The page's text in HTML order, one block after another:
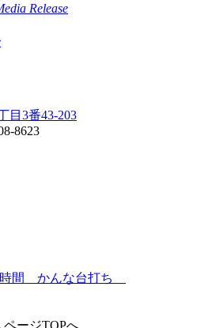
Release
目3番43-203
8623
時間 かんな台打ち